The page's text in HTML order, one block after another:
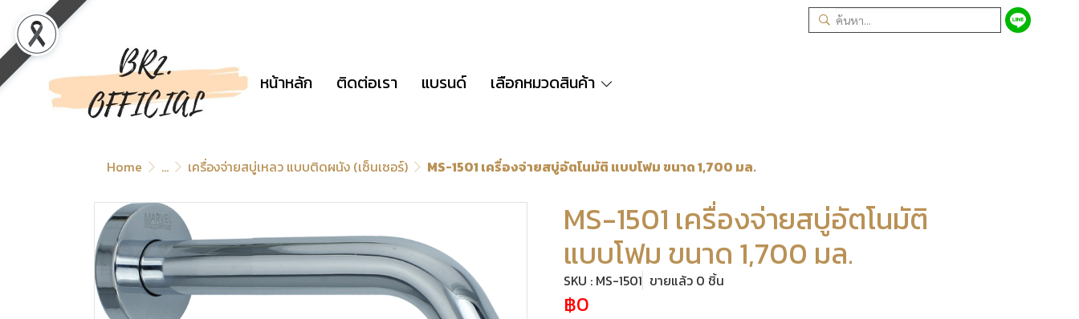
หน้าหลัก ติดต่อเรา แบรนด์ เลือกหมวดสินค้า
Home ... เครื่องจ่ายสบู่เหลว แบบติดผนัง (เซ็นเซอร์) MS-1501 เครื่องจ่ายสบู่อัตโนมัติ แบบโฟม ขนาด 1,700 มล.
MS-1501 เครื่องจ่ายสบู่อัตโนมัติ
แบบโฟม ขนาด 1,700 มล.
SKU : MS-1501 ขายแล้ว 0 ชิ้น
฿0